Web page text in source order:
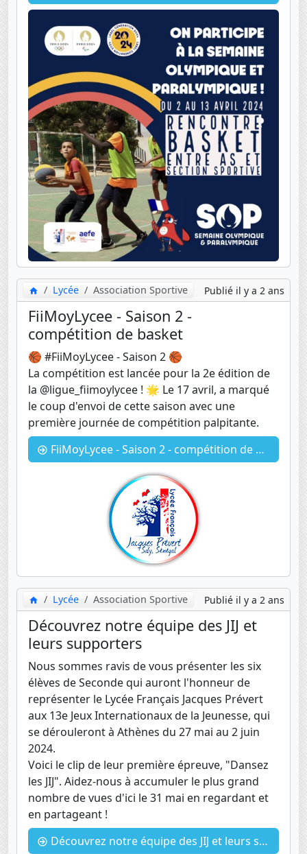
Lycée Association Sportive Publié il y a 2 ans
FiiMoyLycee - Saison 2 -
compétition de basket
🏀 #FiiMoyLycee - Saison 2 🏀
La compétition est lancée pour la 2e édition de
la @ligue_fiimoylycee ! 🌟 Le 17 avril, a marqué
le coup d'envoi de cette saison avec une
première journée de compétition palpitante.
FiiMoyLycee - Saison 2 - compétition de basket
Lycée Association Sportive Publié il y a 2 ans
Découvrez notre équipe des JIJ et
leurs supporters
Nous sommes ravis de vous présenter les six
élèves de Seconde qui auront l'honneur de
représenter le Lycée Français Jacques Prévert
aux 13e Jeux Internationaux de la Jeunesse, qui
se dérouleront à Athènes du 27 mai au 2 juin
2024.
Voici le clip de leur première épreuve, "Dansez
les JIJ". Aidez-nous à accumuler le plus grand
nombre de vues d'ici le 31 mai en regardant et
en partageant !
Découvrez notre équipe des JIJ et leurs supporters